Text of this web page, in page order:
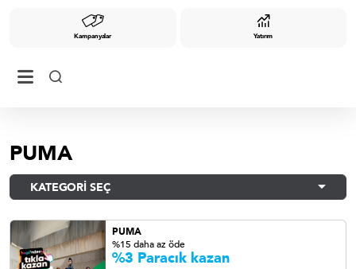
Kampanyalar Yatırım
PUMA
KATEGORİ SEÇ
PUMA
%15 daha az öde
%3 Paracık kazan